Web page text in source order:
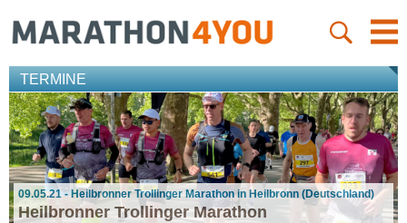
TERMINE
09.05.21 - Heilbronner Trollinger Marathon in Heilbronn (Deutschland)
Heilbronner Trollinger Marathon